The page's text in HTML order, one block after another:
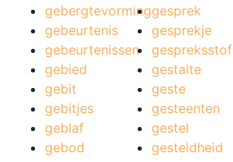
gebergtevorming
gebeurtenis
gebeurtenissen
gebied
gebit
gebitjes
geblaf
gebod
gesprek
gesprekje
gespreksstof
gestalte
geste
gesteenten
gestel
gesteldheid